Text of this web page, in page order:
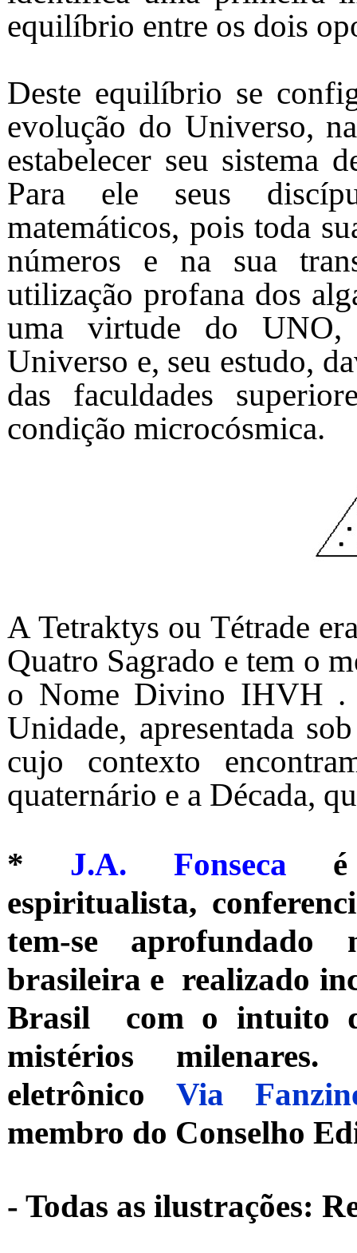
equilíbrio entre os dois
Deste equilíbrio se
evolução do Universo,
estabelecer seu sistema
Para ele seus
matemáticos, pois toda
números e na sua
utilização profana dos
uma virtude do
Universo e, seu estudo,
das faculdades
condição microcósmica.
A Tetraktys ou Tétrade
Quatro Sagrado e tem o
o Nome Divino IHVH .
Unidade, apresentada
cujo contexto
quaternário e a Década,
*
J.A. Fonseca
espiritualista,
tem-se aprofundado
brasileira e realizado
Brasil com o intuito
mistérios
eletrônico
Via
membro do Conselho
- Todas as ilustrações: